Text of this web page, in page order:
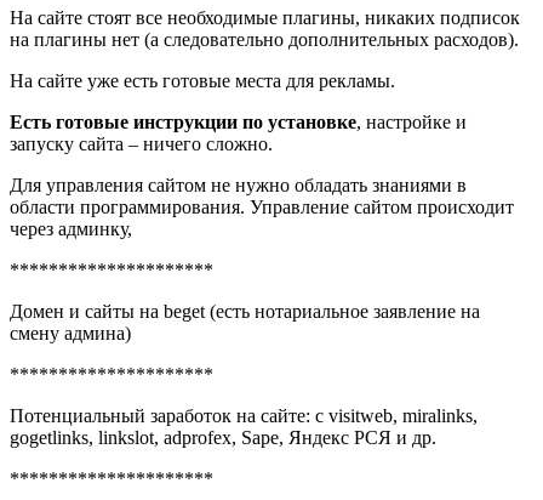
На сайте стоят все необходимые плагины, никаких подписок
на плагины нет (а следовательно дополнительных расходов).
На сайте уже есть готовые места для рекламы.
Есть готовые инструкции по установке, настройке и
запуску сайта – ничего сложно.
Для управления сайтом не нужно обладать знаниями в
области программирования. Управление сайтом происходит
через админку,
*********************
Домен и сайты на beget (есть нотариальное заявление на
смену админа)
*********************
Потенциальный заработок на сайте: с visitweb, miralinks,
gogetlinks, linkslot, adprofex, Sape, Яндекс РСЯ и др.
*********************